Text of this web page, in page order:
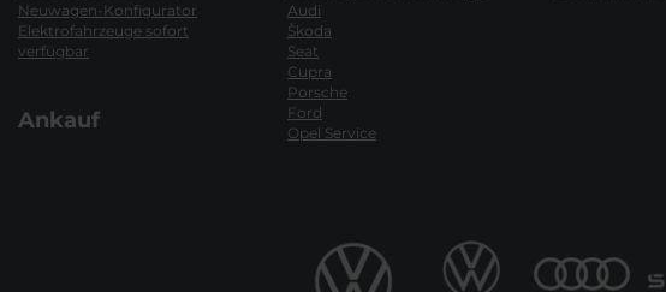
Neuwagen-Konfigurator
Elektrofahrzeuge sofort
verfügbar
Ankauf
Audi
Škoda
Seat
Cupra
Porsche
Ford
Opel Service